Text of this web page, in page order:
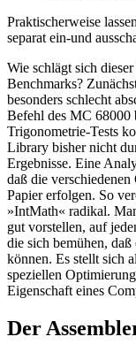
Praktischerweise
separat ein-und
Wie schlägt sich
Benchmarks?
besonders schlecht
Befehl des MC 68000
Trigonometrie-Tests
Library bisher nicht
Ergebnisse. Eine
daß die
Papier erfolgen. So
»IntMath« radikal.
gut vorstellen, auf
die sich bemühen,
können. Es stellt sich
speziellen
Eigenschaft eines
Der